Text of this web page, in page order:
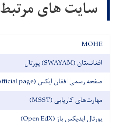
سایت های مرتبط
MOHE
افغانستان (SWAYAM) پورتال
صفحه رسمی افغان ایکس (Afghan X official page)
مهارت‌های کاریابی (MSST)
پورتال ایدیکس باز (Open EdX)